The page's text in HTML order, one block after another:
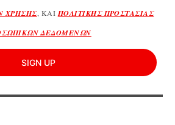
ΧΡΗΣΗΣ, ΚΑΙ ΠΟΛΙΤΙΚΗΣ ΠΡΟΣΤΑΣΙΑΣ
ΔΕΔΟΜΕΝΩΝ
SIGN UP